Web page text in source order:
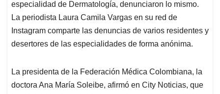
especialidad de Dermatología, denunciaron lo mismo.
La periodista Laura Camila Vargas en su red de
Instagram comparte las denuncias de varios residentes y
desertores de las especialidades de forma anónima.
La presidenta de la Federación Médica Colombiana, la
doctora Ana María Soleibe, afirmó en City Noticias, que